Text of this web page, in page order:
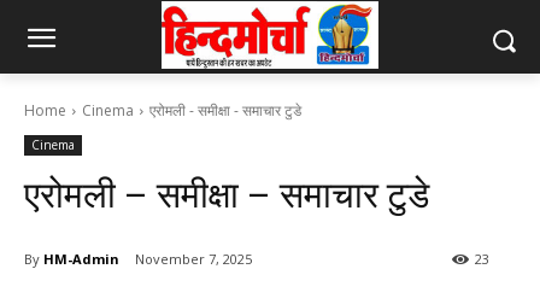
Home Cinema एरोमली - समीक्षा - समाचार टुडे
Cinema
एरोमली – समीक्षा – समाचार टुडे
By HM-Admin November 7, 2025 23